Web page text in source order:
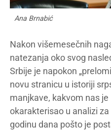
Ana Brnabić
Nakon višemesečnih
natezanja oko svog
Srbije je napokon
novu stranicu u istoriji
manjkave, kakvom nas je
okarakterisao u analizi
godinu dana pošto je